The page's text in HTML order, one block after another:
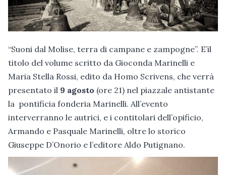
“Suoni dal Molise, terra di campane e zampogne”. E’il
titolo del volume scritto da Gioconda Marinelli e
Maria Stella Rossi, edito da Homo Scrivens, che verrà
presentato il 9 agosto (ore 21) nel piazzale antistante
la pontificia fonderia Marinelli. All’evento
interverranno le autrici, e i contitolari dell’opificio,
Armando e Pasquale Marinelli, oltre lo storico
Giuseppe D’Onorio e l’editore Aldo Putignano.